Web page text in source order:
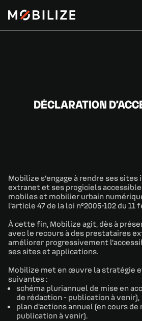
DÉCLARATION
Mobilize s’engage à rendre ses
extranet et ses progiciels
mobiles et mobilier urbain
l’article 47 de la loi n°2005-102 du 11
À cette fin, Mobilize agit, dès à
avec le recours à des prestataires
améliorer progressivement
ses sites et applications.
Mobilize met en œuvre la stratégie
suivantes :
schéma pluriannuel de mise en
de rédaction - publication à venir),
plan d’actions annuel (en cours
publication à venir).